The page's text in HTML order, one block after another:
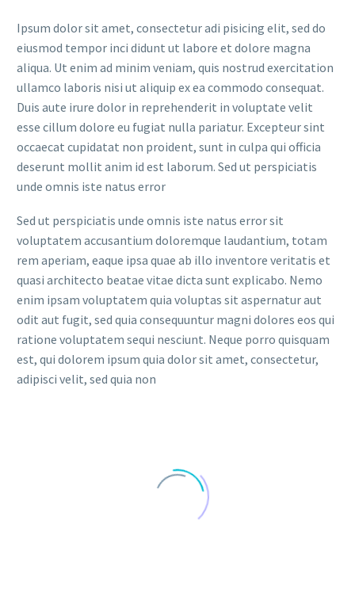
Ipsum dolor sit amet, consectetur adi pisicing elit, sed do
eiusmod tempor inci didunt ut labore et dolore magna
aliqua. Ut enim ad minim veniam, quis nostrud exercitation
ullamco laboris nisi ut aliquip ex ea commodo consequat.
Duis aute irure dolor in reprehenderit in voluptate velit
esse cillum dolore eu fugiat nulla pariatur. Excepteur sint
occaecat cupidatat non proident, sunt in culpa qui officia
deserunt mollit anim id est laborum. Sed ut perspiciatis
unde omnis iste natus error
Sed ut perspiciatis unde omnis iste natus error sit
voluptatem accusantium doloremque laudantium, totam
rem aperiam, eaque ipsa quae ab illo inventore veritatis et
quasi architecto beatae vitae dicta sunt explicabo. Nemo
enim ipsam voluptatem quia voluptas sit aspernatur aut
odit aut fugit, sed quia consequuntur magni dolores eos qui
ratione voluptatem sequi nesciunt. Neque porro quisquam
est, qui dolorem ipsum quia dolor sit amet, consectetur,
adipisci velit, sed quia non